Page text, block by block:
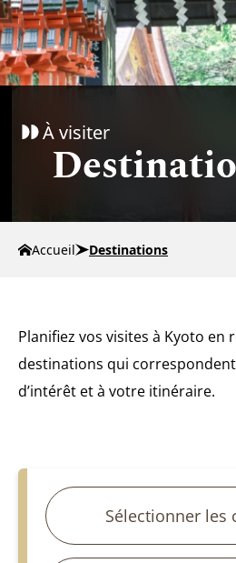
À visiter
Accueil Destinations
Planifiez vos visites à Kyoto en
destinations qui
d’intérêt et à votre itinéraire.
Rechercher des articles
Sélectionner les